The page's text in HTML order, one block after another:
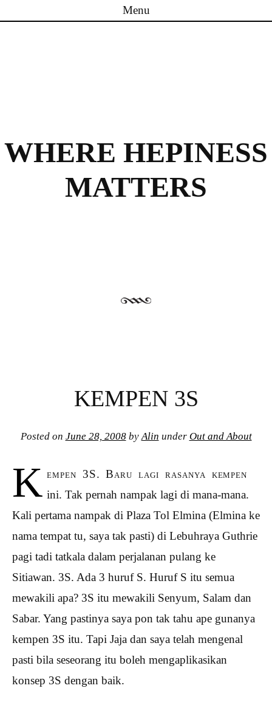
Menu
WHERE HEPINESS
MATTERS
KEMPEN 3S
Posted on June 28, 2008by Alin under Out and About
K empen 3S. Baru lagi rasanya kempen
ini. Tak pernah nampak lagi di mana-mana.
Kali pertama nampak di Plaza Tol Elmina (Elmina ke
nama tempat tu, saya tak pasti) di Lebuhraya Guthrie
pagi tadi tatkala dalam perjalanan pulang ke
Sitiawan. 3S. Ada 3 huruf S. Huruf S itu semua
mewakili apa? 3S itu mewakili Senyum, Salam dan
Sabar. Yang pastinya saya pon tak tahu ape gunanya
kempen 3S itu. Tapi Jaja dan saya telah mengenal
pasti bila seseorang itu boleh mengaplikasikan
konsep 3S dengan baik.